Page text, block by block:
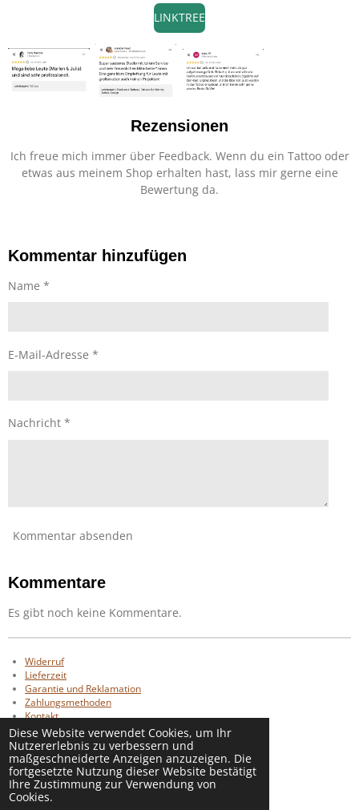
Diese Website verwendet Cookies, um Ihr
Nutzererlebnis zu verbessern und
maßgeschneiderte Anzeigen anzuzeigen. Die
fortgesetzte Nutzung dieser Website bestätigt
Ihre Zustimmung zur Verwendung von
Cookies.
LINKTREE
Rezensionen
Ich freue mich immer über Feedback. Wenn du ein Tattoo oder
etwas aus meinem Shop erhalten hast, lass mir gerne eine
Bewertung da.
Kommentar hinzufügen
Name *
E-Mail-Adresse *
Nachricht *
Kommentar absenden
Kommentare
Es gibt noch keine Kommentare.
Widerruf
Lieferzeit
Garantie und Reklamation
Zahlungsmethoden
Kontakt
AGB
AGB Alruna Tattoo
Datenschutz
Impressum